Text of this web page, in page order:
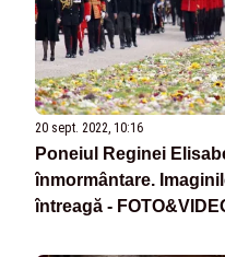
20 sept. 2022, 10:16
Poneiul Reginei
înmormântare.
întreagă -